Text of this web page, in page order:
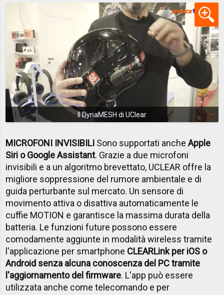
Il DynaMESH di UClear
MICROFONI INVISIBILI Sono supportati ancheApple
Siri o Google Assistant. Grazie a due microfoni
invisibili e a un algoritmo brevettato, UCLEAR offre la
migliore soppressione del rumore ambientale e di
guida perturbante sul mercato. Un sensore di
movimento attiva o disattiva automaticamente le
cuffie MOTION e garantisce la massima durata della
batteria. Le funzioni future possono essere
comodamente aggiunte in modalità wireless tramite
l'applicazione per smartphone CLEARLink per iOS o
Android senza alcuna conoscenza del PC tramite
l'aggiornamento del firmware. L'app può essere
utilizzata anche come telecomando e per